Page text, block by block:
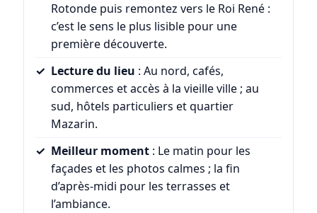
Rotonde puis remontez vers le Roi René :
c’est le sens le plus lisible pour une
première découverte.
Lecture du lieu : Au nord, cafés,
commerces et accès à la vieille ville ; au
sud, hôtels particuliers et quartier
Mazarin.
Meilleur moment: Le matin pour les
façades et les photos calmes ; la fin
d’après-midi pour les terrasses et
l’ambiance.